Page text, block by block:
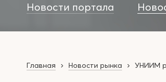
Новости портала
Главная Новости рынка УНИИМ